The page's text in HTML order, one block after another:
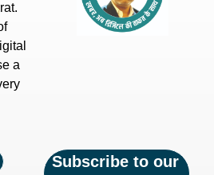
a
Subscribe to our